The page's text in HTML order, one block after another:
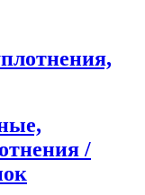
/